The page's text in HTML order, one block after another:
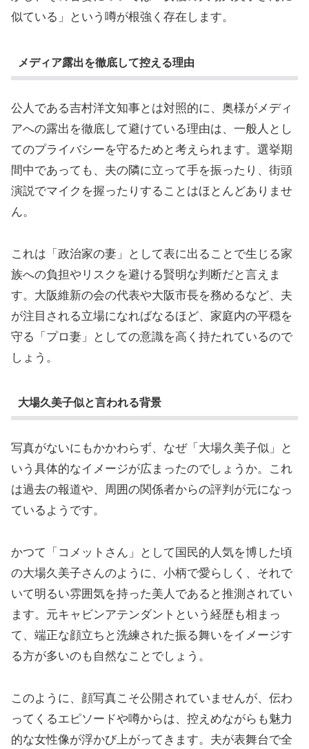
似ている」という噂が根強く存在します。
メディア露出を徹底して控える理由
公人である吉村洋文知事とは対照的に、奥様がメディ
アへの露出を徹底して避けている理由は、一般人とし
てのプライバシーを守るためと考えられます。選挙期
間中であっても、夫の隣に立って手を振ったり、街頭
演説でマイクを握ったりすることはほとんどありませ
ん。
これは「政治家の妻」として表に出ることで生じる家
族への負担やリスクを避ける賢明な判断だと言えま
す。大阪維新の会の代表や大阪市長を務めるなど、夫
が注目される立場になればなるほど、家庭内の平穏を
守る「プロ妻」としての意識を高く持たれているので
しょう。
大場久美子似と言われる背景
写真がないにもかかわらず、なぜ「大場久美子似」と
いう具体的なイメージが広まったのでしょうか。これ
は過去の報道や、周囲の関係者からの評判が元になっ
ているようです。
かつて「コメットさん」として国民的人気を博した頃
の大場久美子さんのように、小柄で愛らしく、それで
いて明るい雰囲気を持った美人であると推測されてい
ます。元キャビンアテンダントという経歴も相まっ
て、端正な顔立ちと洗練された振る舞いをイメージす
る方が多いのも自然なことでしょう。
このように、顔写真こそ公開されていませんが、伝わ
ってくるエピソードや噂からは、控えめながらも魅力
的な女性像が浮かび上がってきます。夫が表舞台で全